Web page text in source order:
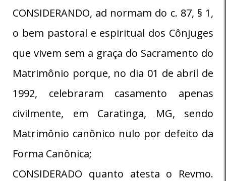
CONSIDERANDO, ad normam do c. 87, § 1,
o bem pastoral e espiritual dos Cônjuges
que vivem sem a graça do Sacramento do
Matrimônio porque, no dia 01 de abril de
1992, celebraram casamento apenas
civilmente, em Caratinga, MG, sendo
Matrimônio canônico nulo por defeito da
Forma Canônica;
CONSIDERADO quanto atesta o Revmo.